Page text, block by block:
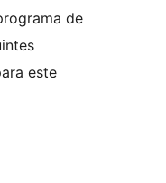
de
este